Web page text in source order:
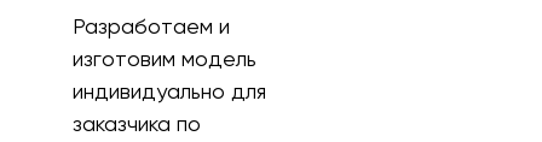
Разработаем и
изготовим модель
индивидуально для
заказчика по